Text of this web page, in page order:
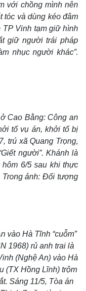
với chồng mình nên
tóc và dùng kéo đâm
TP Vinh tạm giữ hình
giữ người trái pháp
nhục người khác”.
Cao Bằng: Công an
tố vụ án, khởi tố bị
trú xã Quang Trọng,
người”. Khánh là
hôm 6/5 sau khi thực
Trong ảnh: Đối tượng
vào Hà Tĩnh “cuỗm”
1968) rủ anh trai là
(Nghệ An) vào Hà
(TX Hồng Lĩnh) trộm
Sáng 11/5, Tòa án